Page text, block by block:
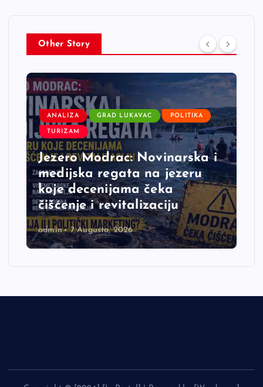
Other Story
ANALIZA GRAD LUKAVAC POLITIKA
TURIZAM
Jezero Modrac: Novinarska i
medijska regata na jezeru
koje decenijama čeka
čišćenje i revitalizaciju
admin 7 Augusta, 2026